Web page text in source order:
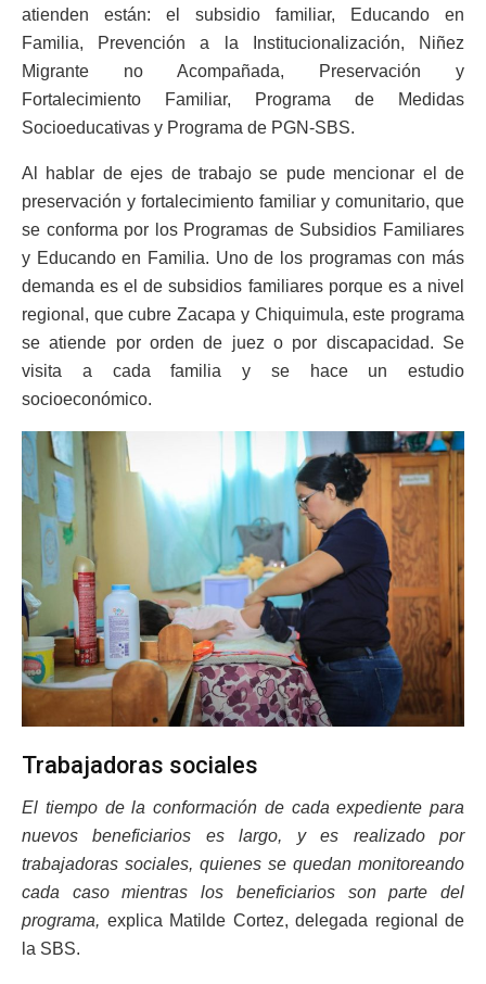
atienden están: el subsidio familiar, Educando en
Familia, Prevención a la Institucionalización, Niñez
Migrante no Acompañada, Preservación y
Fortalecimiento Familiar, Programa de Medidas
Socioeducativas y Programa de PGN-SBS.
Al hablar de ejes de trabajo se pude mencionar el de
preservación y fortalecimiento familiar y comunitario, que
se conforma por los Programas de Subsidios Familiares
y Educando en Familia. Uno de los programas con más
demanda es el de subsidios familiares porque es a nivel
regional, que cubre Zacapa y Chiquimula, este programa
se atiende por orden de juez o por discapacidad. Se
visita a cada familia y se hace un estudio
socioeconómico.
Trabajadoras sociales
El tiempo de la conformación de cada expediente para
nuevos beneficiarios es largo, y es realizado por
trabajadoras sociales, quienes se quedan monitoreando
cada caso mientras los beneficiarios son parte del
programa, explica Matilde Cortez, delegada regional de
la SBS.